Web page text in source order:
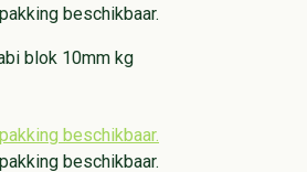
beschikbaar.
blok 10mm kg
beschikbaar.
beschikbaar.